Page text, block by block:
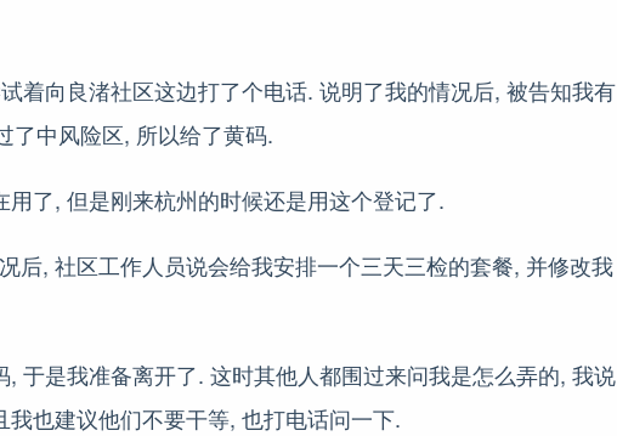
着向良渚社区这边打了个电话. 说明了我的情况后, 被告知我有
了中风险区, 所以给了黄码.
了, 但是刚来杭州的时候还是用这个登记了.
后, 社区工作人员说会给我安排一个三天三检的套餐, 并修改我
, 于是我准备离开了. 这时其他人都围过来问我是怎么弄的, 我说
也建议他们不要干等, 也打电话问一下.